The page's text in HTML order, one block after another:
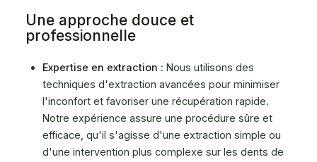
Une approche douce et
professionnelle
Expertise en extraction : Nous utilisons des
techniques d'extraction avancées pour minimiser
l'inconfort et favoriser une récupération rapide.
Notre expérience assure une procédure sûre et
efficace, qu'il s'agisse d'une extraction simple ou
d'une intervention plus complexe sur les dents de